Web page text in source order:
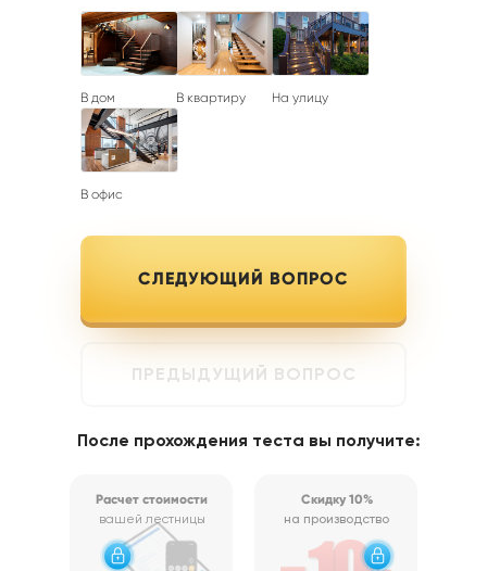
В дом В квартиру На улицу
В офис
ПРЕДЫДУЩИЙ ВОПРОС
После прохождения теста вы получите:
Расчет стоимости
вашей лестницы
Скидку 10%
на производство
СЛЕДУЮЩИЙ ВОПРОС